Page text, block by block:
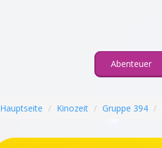
Abenteuer
Hauptseite Kinozeit Gruppe 394